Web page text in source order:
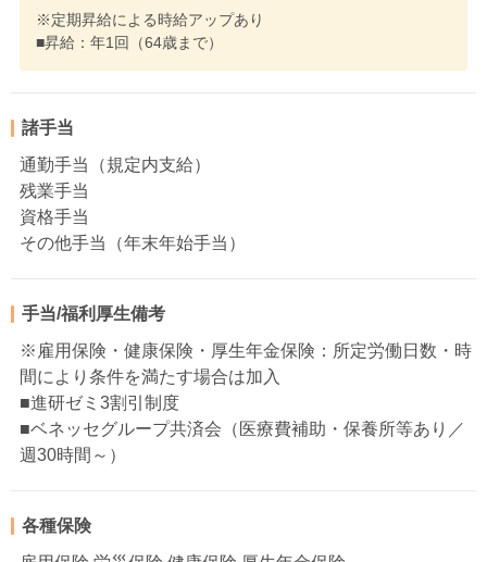
※定期昇給による時給アップあり
■昇給：年1回（64歳まで）
諸手当
通勤手当（規定内支給）
残業手当
資格手当
その他手当（年末年始手当）
手当/福利厚生備考
※雇用保険・健康保険・厚生年金保険：所定労働日数・時
間により条件を満たす場合は加入
■進研ゼミ3割引制度
■ベネッセグループ共済会（医療費補助・保養所等あり／
週30時間～）
各種保険